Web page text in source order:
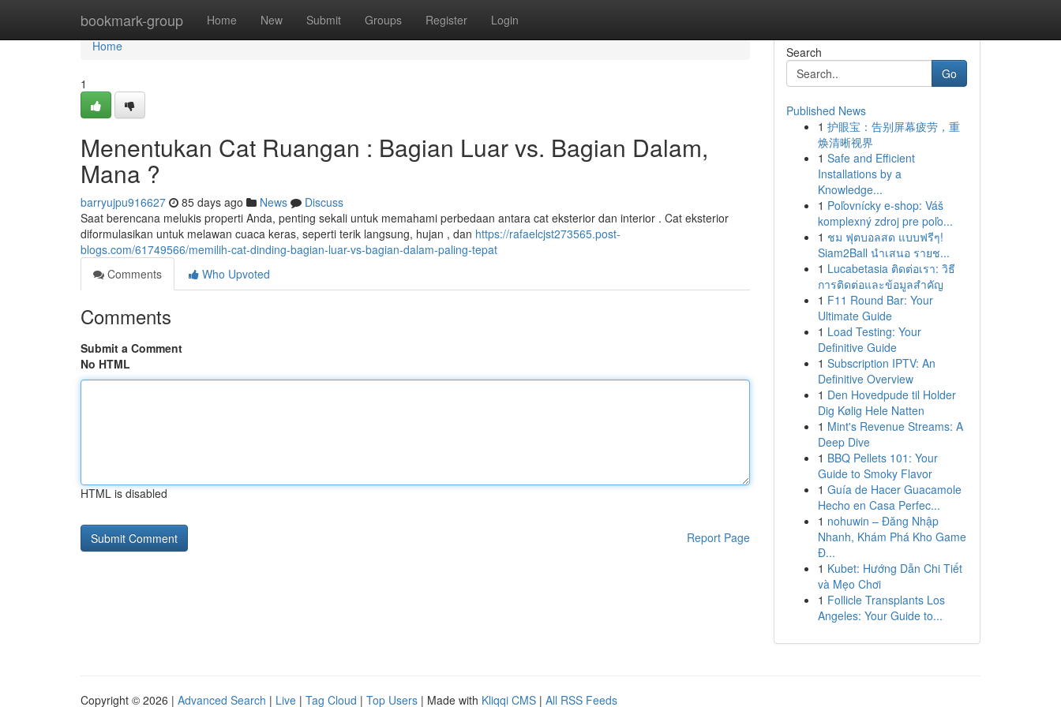
bookmark-group Home New Submit Groups Register Login
Home
Home
1
Menentukan Cat Ruangan : Bagian Luar vs. Bagian Dalam,
Mana ?
barryujpu916627 85 days ago News
Discuss
Saat berencana melukis properti Anda, penting sekali untuk memahami perbedaan antara cat eksterior dan interior . Cat eksterior
diformulasikan untuk melawan cuaca keras, seperti terik langsung, hujan , dan https://rafaelcjst273565.post-
blogs.com/61749566/memilih-cat-dinding-bagian-luar-vs-bagian-dalam-paling-tepat
Comments
Who Upvoted
Comments
Submit a Comment
No HTML
HTML is disabled
Report Page
Search
Go
Published News
1 护眼宝：告别屏幕疲劳，重
焕清晰视界
1 Safe and Efficient
Installations by a
Knowledge...
1 Poľovnícky e-shop: Váš
komplexný zdroj pre poľo...
1 ชม ฟุตบอลสด แบบฟรีๆ!
Siam2Ball นำเสนอ รายช...
1 Lucabetasia ติดต่อเรา: วิธี
การติดต่อและข้อมูลสำคัญ
1 F11 Round Bar: Your
Ultimate Guide
1 Load Testing: Your
Definitive Guide
1 Subscription IPTV: An
Definitive Overview
1 Den Hovedpude til Holder
Dig Kølig Hele Natten
1 Mint's Revenue Streams: A
Deep Dive
1 BBQ Pellets 101: Your
Guide to Smoky Flavor
1 Guía de Hacer Guacamole
Hecho en Casa Perfec...
1 nohuwin – Đăng Nhập
Nhanh, Khám Phá Kho Game
Đ...
1 Kubet: Hướng Dẫn Chi Tiết
và Mẹo Chơi
1 Follicle Transplants Los
Angeles: Your Guide to...
Copyright © 2026 | Advanced Search | Live | Tag Cloud | Top Users | Made with Kliqqi CMS | All RSS Feeds